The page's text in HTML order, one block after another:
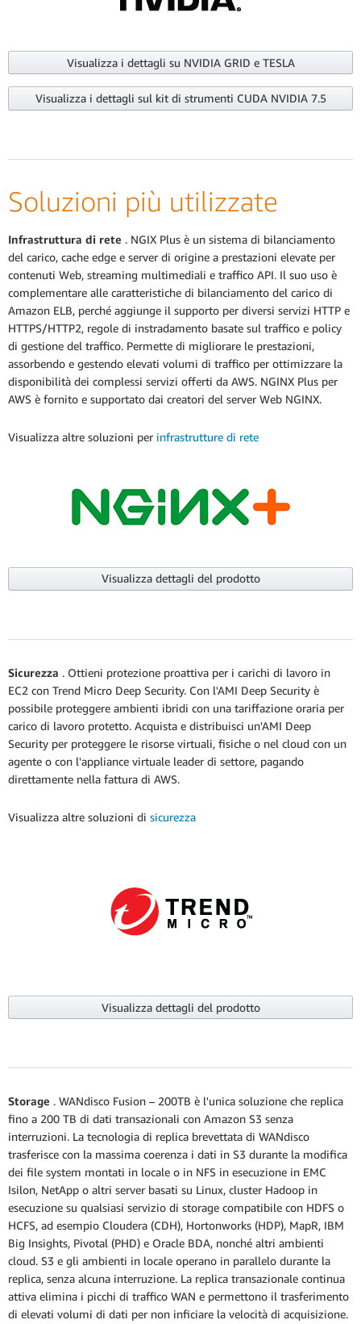
Visualizza i dettagli su NVIDIA GRID e TESLA
Visualizza i dettagli sul kit di strumenti CUDA NVIDIA 7.5
Soluzioni più utilizzate
Infrastruttura di rete . NGIX Plus è un sistema di bilanciamento
del carico, cache edge e server di origine a prestazioni elevate per
contenuti Web, streaming multimediali e traffico API. Il suo uso è
complementare alle caratteristiche di bilanciamento del carico di
Amazon ELB, perché aggiunge il supporto per diversi servizi HTTP e
HTTPS/HTTP2, regole di instradamento basate sul traffico e policy
di gestione del traffico. Permette di migliorare le prestazioni,
assorbendo e gestendo elevati volumi di traffico per ottimizzare la
disponibilità dei complessi servizi offerti da AWS. NGINX Plus per
AWS è fornito e supportato dai creatori del server Web NGINX.
Visualizza altre soluzioni per infrastrutture di rete
Visualizza dettagli del prodotto
Sicurezza . Ottieni protezione proattiva per i carichi di lavoro in
EC2 con Trend Micro Deep Security. Con l'AMI Deep Security è
possibile proteggere ambienti ibridi con una tariffazione oraria per
carico di lavoro protetto. Acquista e distribuisci un'AMI Deep
Security per proteggere le risorse virtuali, fisiche o nel cloud con un
agente o con l'appliance virtuale leader di settore, pagando
direttamente nella fattura di AWS.
Visualizza altre soluzioni di sicurezza
Visualizza dettagli del prodotto
Storage . WANdisco Fusion – 200TB è l'unica soluzione che replica
fino a 200 TB di dati transazionali con Amazon S3 senza
interruzioni. La tecnologia di replica brevettata di WANdisco
trasferisce con la massima coerenza i dati in S3 durante la modifica
dei file system montati in locale o in NFS in esecuzione in EMC
Isilon, NetApp o altri server basati su Linux, cluster Hadoop in
esecuzione su qualsiasi servizio di storage compatibile con HDFS o
HCFS, ad esempio Cloudera (CDH), Hortonworks (HDP), MapR, IBM
Big Insights, Pivotal (PHD) e Oracle BDA, nonché altri ambienti
cloud. S3 e gli ambienti in locale operano in parallelo durante la
replica, senza alcuna interruzione. La replica transazionale continua
attiva elimina i picchi di traffico WAN e permettono il trasferimento
di elevati volumi di dati per non inficiare la velocità di acquisizione.